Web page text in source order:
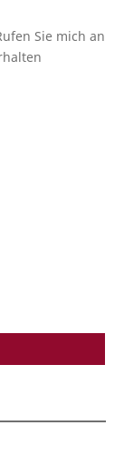
Sie mich an